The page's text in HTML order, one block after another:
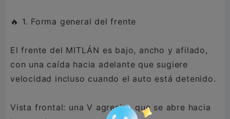
🔥 1. Forma general del frente
El frente del MITLÁN es bajo, ancho y afilado,
con una caída hacia adelante que sugiere
velocidad incluso cuando el auto está detenido.
Vista frontal: una V agresiva que se abre hacia